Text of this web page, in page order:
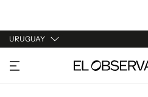
URUGUAY
URUGUAY
ARGENTINA